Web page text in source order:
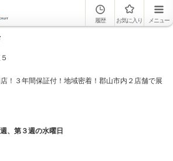
履歴 お気に入り メニュー
！３年間保証付！地域密着！郡山市内２店舗で展
、第３週の水曜日